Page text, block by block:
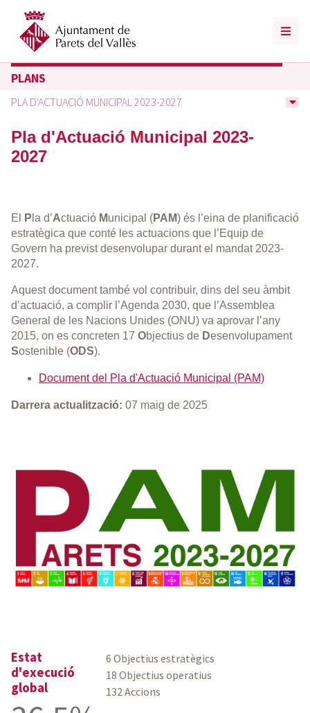
PLANS
PLA D'ACTUACIÓ MUNICIPAL 2023-2027
Pla d'Actuació Municipal 2023-
2027
El P la d’Actuació Municipal (PAM) és l’eina de planificació
estratègica que conté les actuacions que l’Equip de
Govern ha previst desenvolupar durant el mandat 2023-
2027.
Aquest document també vol contribuir, dins del seu àmbit
d’actuació, a complir l’Agenda 2030, que l’Assemblea
General de les Nacions Unides (ONU) va aprovar l’any
2015, on es concreten 17 Objectius de Desenvolupament
Sostenible (ODS).
Document del Pla d'Actuació Municipal (PAM)
Darrera actualització: 07 maig de 2025
Estat
d'execució
global
6 Objectius estratègics
18 Objectius operatius
132 Accions